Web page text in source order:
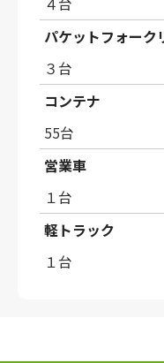
パケットフォーク
３台
コンテナ
55台
営業車
１台
軽トラック
１台